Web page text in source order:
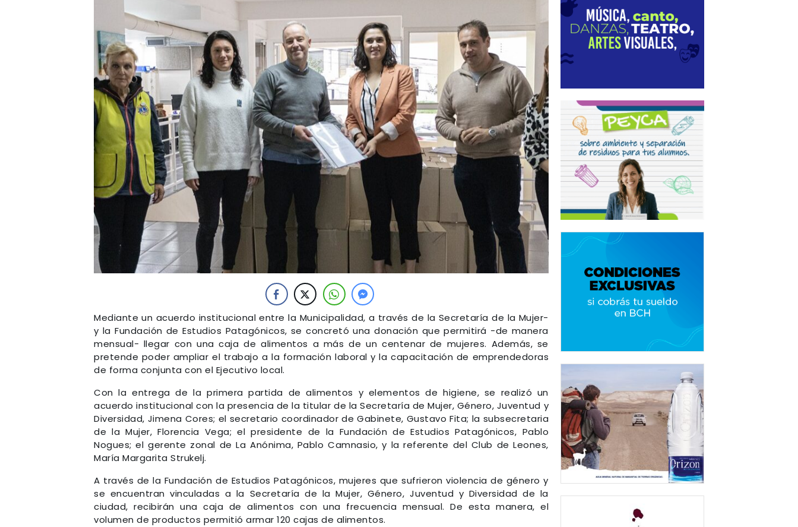
Mediante un acuerdo institucional entre la Municipalidad, a través de la Secretaría de la Mujer-
y la Fundación de Estudios Patagónicos, se concretó una donación que permitirá -de manera
mensual- llegar con una caja de alimentos a más de un centenar de mujeres. Además, se
pretende poder ampliar el trabajo a la formación laboral y la capacitación de emprendedoras
de forma conjunta con el Ejecutivo local.
Con la entrega de la primera partida de alimentos y elementos de higiene, se realizó un
acuerdo institucional con la presencia de la titular de la Secretaría de Mujer, Género, Juventud y
Diversidad, Jimena Cores; el secretario coordinador de Gabinete, Gustavo Fita; la subsecretaria
de la Mujer, Florencia Vega; el presidente de la Fundación de Estudios Patagónicos, Pablo
Nogues; el gerente zonal de La Anónima, Pablo Camnasio, y la referente del Club de Leones,
María Margarita Strukelj.
A través de la Fundación de Estudios Patagónicos, mujeres que sufrieron violencia de género y
se encuentran vinculadas a la Secretaría de la Mujer, Género, Juventud y Diversidad de la
ciudad, recibirán una caja de alimentos con una frecuencia mensual. De esta manera, el
volumen de productos permitió armar 120 cajas de alimentos.